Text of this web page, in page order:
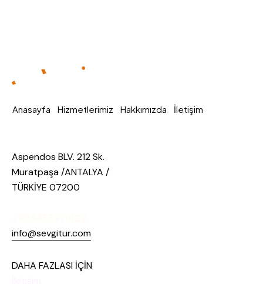
Anasayfa Hizmetlerimiz Hakkımızda İletişim
Aspendos BLV. 212 Sk.
Muratpaşa /ANTALYA /
TÜRKİYE 07200
info@sevgitur.com
DAHA FAZLASI İÇİN